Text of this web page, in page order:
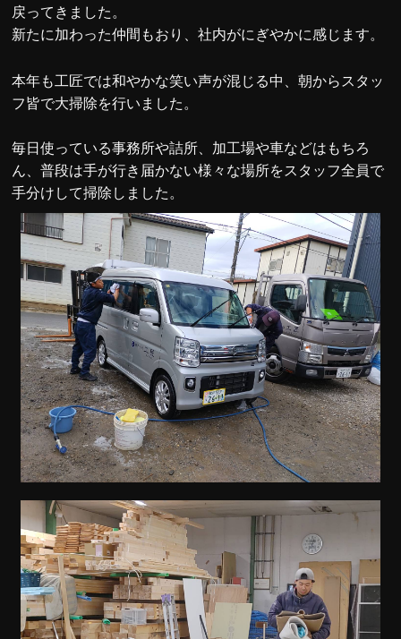
戻ってきました。
新たに加わった仲間もおり、社内がにぎやかに感じます。
本年も工匠では和やかな笑い声が混じる中、朝からスタッ
フ皆で大掃除を行いました。
毎日使っている事務所や詰所、加工場や車などはもちろ
ん、普段は手が行き届かない様々な場所をスタッフ全員で
手分けして掃除しました。